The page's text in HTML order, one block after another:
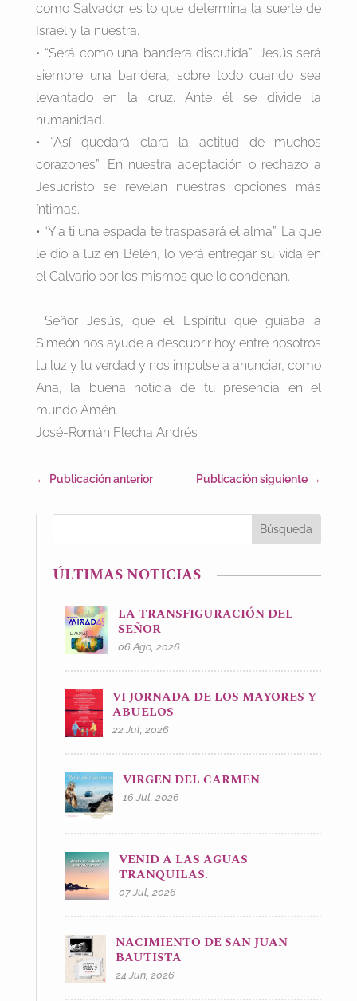
como Salvador es lo que determina la suerte de
Israel y la nuestra.
• “Será como una bandera discutida”. Jesús será
siempre una bandera, sobre todo cuando sea
levantado en la cruz. Ante él se divide la
humanidad.
• “Así quedará clara la actitud de muchos
corazones”. En nuestra aceptación o rechazo a
Jesucristo se revelan nuestras opciones más
íntimas.
• “Y a ti una espada te traspasará el alma”. La que
le dio a luz en Belén, lo verá entregar su vida en
el Calvario por los mismos que lo condenan.
Señor Jesús, que el Espíritu que guiaba a
Simeón nos ayude a descubrir hoy entre nosotros
tu luz y tu verdad y nos impulse a anunciar, como
Ana, la buena noticia de tu presencia en el
mundo Amén.
José-Román Flecha Andrés
← Publicación anterior Publicación siguiente →
ÚLTIMAS NOTICIAS
LA TRANSFIGURACIÓN DEL
SEÑOR
06 Ago, 2026
VI JORNADA DE LOS MAYORES Y
ABUELOS
22 Jul, 2026
VIRGEN DEL CARMEN
16 Jul, 2026
VENID A LAS AGUAS
TRANQUILAS.
07 Jul, 2026
NACIMIENTO DE SAN JUAN
BAUTISTA
24 Jun, 2026